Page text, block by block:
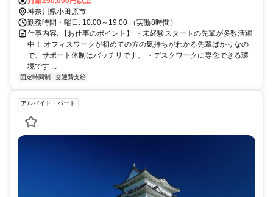
神奈川県小田原市
勤務時間・曜日: 10:00～19:00 （実働8時間）
仕事内容: 【お仕事のポイント】 ・未経験スタートの先輩が多数活躍
中！ オフィスワークが初めての方の気持ちがわかる先輩ばかりなの
で、サポート体制はバッチリです。 ・デスクワークに専念できる環
境です ...
固定時間制 交通費支給
アルバイト・パート